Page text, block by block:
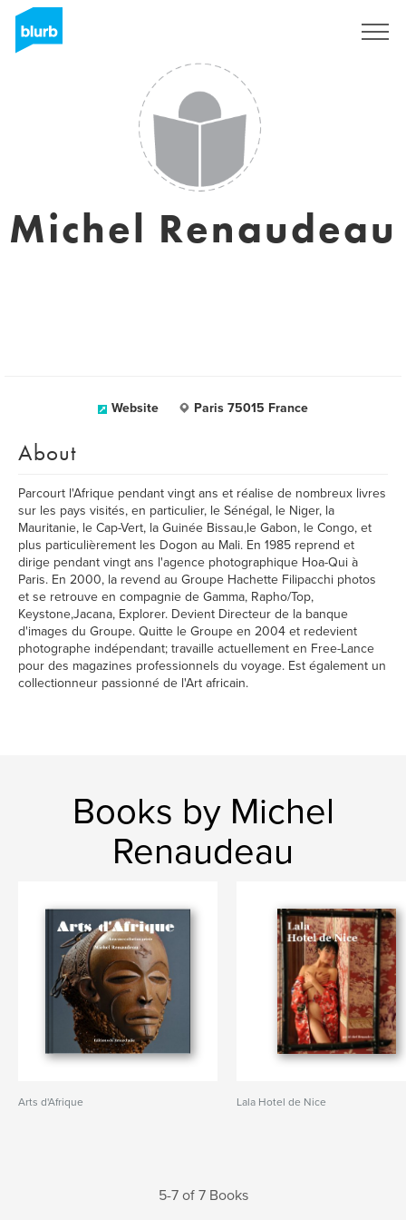
Michel Renaudeau
Website Paris 75015 France
About
Parcourt l'Afrique pendant vingt ans et réalise de nombreux livres
sur les pays visités, en particulier, le Sénégal, le Niger, la
Mauritanie, le Cap-Vert, la Guinée Bissau,le Gabon, le Congo, et
plus particulièrement les Dogon au Mali. En 1985 reprend et
dirige pendant vingt ans l'agence photographique Hoa-Qui à
Paris. En 2000, la revend au Groupe Hachette Filipacchi photos
et se retrouve en compagnie de Gamma, Rapho/Top,
Keystone,Jacana, Explorer. Devient Directeur de la banque
d'images du Groupe. Quitte le Groupe en 2004 et redevient
photographe indépendant; travaille actuellement en Free-Lance
pour des magazines professionnels du voyage. Est également un
collectionneur passionné de l'Art africain.
Books by Michel
Renaudeau
Arts d'Afrique Lala Hotel de Nice
5-7 of 7 Books